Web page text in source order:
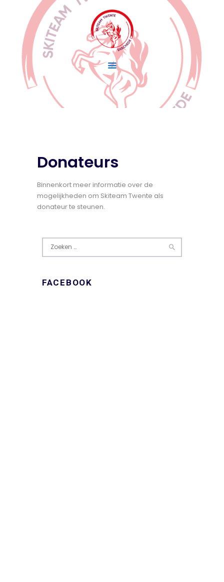
Home
Wedstrijdskiën
Lidmaatschap
Over Skiteam Twente
Nieuws
Donateurs
Binnenkort meer informatie over de
mogelijkheden om Skiteam Twente als
donateur te steunen.
FACEBOOK